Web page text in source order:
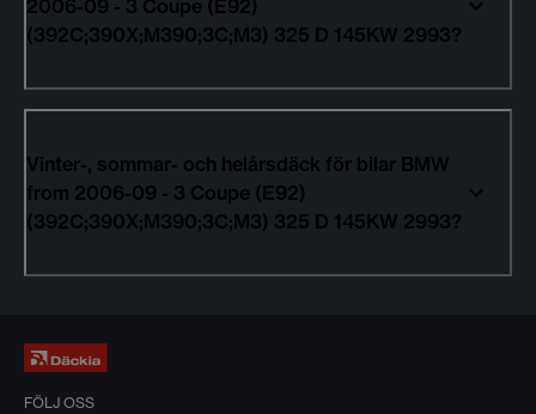
2006-09 - 3 Coupe (E92)
(392C;390X;M390;3C;M3) 325 D 145KW 2993?
Vinter-, sommar- och helårsdäck för bilar BMW
from 2006-09 - 3 Coupe (E92)
(392C;390X;M390;3C;M3) 325 D 145KW 2993?
FÖLJ OSS